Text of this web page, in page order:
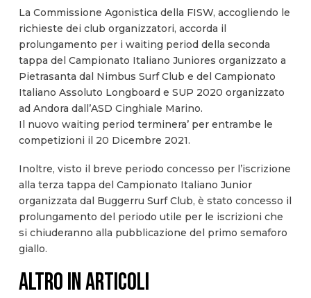
La Commissione Agonistica della FISW, accogliendo le
richieste dei club organizzatori, accorda il
prolungamento per i waiting period della seconda
tappa del Campionato Italiano Juniores organizzato a
Pietrasanta dal Nimbus Surf Club e del Campionato
Italiano Assoluto Longboard e SUP 2020 organizzato
ad Andora dall’ASD Cinghiale Marino.
Il nuovo waiting period terminera’ per entrambe le
competizioni il 20 Dicembre 2021.
Inoltre, visto il breve periodo concesso per l’iscrizione
alla terza tappa del Campionato Italiano Junior
organizzata dal Buggerru Surf Club, è stato concesso il
prolungamento del periodo utile per le iscrizioni che
si chiuderanno alla pubblicazione del primo semaforo
giallo.
ALTRO IN ARTICOLI